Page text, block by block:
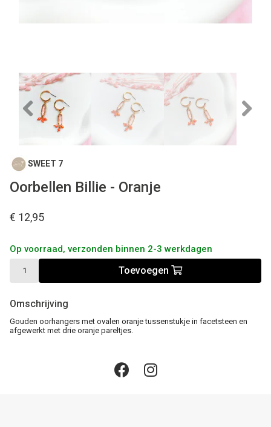
Previous
SWEET 7
Oorbellen Billie - Oranje
€ 12,95
Op voorraad, verzonden binnen 2-3 werkdagen
Toevoegen
Omschrijving
Gouden oorhangers met ovalen oranje tussenstukje in facetsteen en
afgewerkt met drie oranje pareltjes.